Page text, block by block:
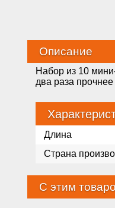
Описание
Набор из 10
два раза
Длина
Страна
С этим